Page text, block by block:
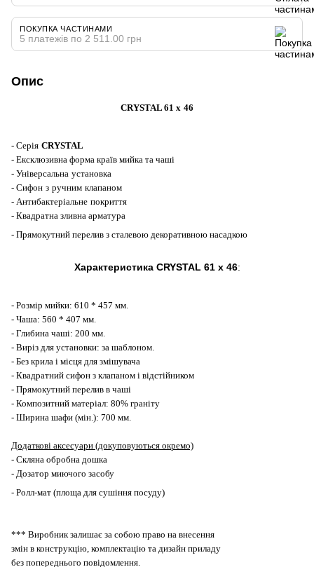
ПОКУПКА ЧАСТИНАМИ
5 платежів по 2 511.00 грн
Опис
CRYSTAL 61 x 46
- Серія CRYSTAL
- Ексклюзивна форма країв мийка та чаші
- Універсальна установка
- Сифон з ручним клапаном
- Антибактеріальне покриття
- Квадратна зливна арматура
- Прямокутний перелив з сталевою декоративною насадкою
Характеристика CRYSTAL 61 x 46:
- Розмір мийки: 610 * 457 мм.
- Чаша: 560 * 407 мм.
- Глибина чаші: 200 мм.
- Виріз для установки: за шаблоном.
- Без крила і місця для змішувача
- Квадратний сифон з клапаном і відстійником
- Прямокутний перелив в чаші
- Композитний матеріал: 80% граніту
- Ширина шафи (мін .): 700 мм.
Додаткові аксесуари (докуповуються окремо)
- Скляна обробна дошка
- Дозатор миючого засобу
- Ролл-мат (площа для сушіння посуду)
*** Виробник залишає за собою право на внесення
змін в конструкцію, комплектацію та дизайн приладу
без попереднього повідомлення.